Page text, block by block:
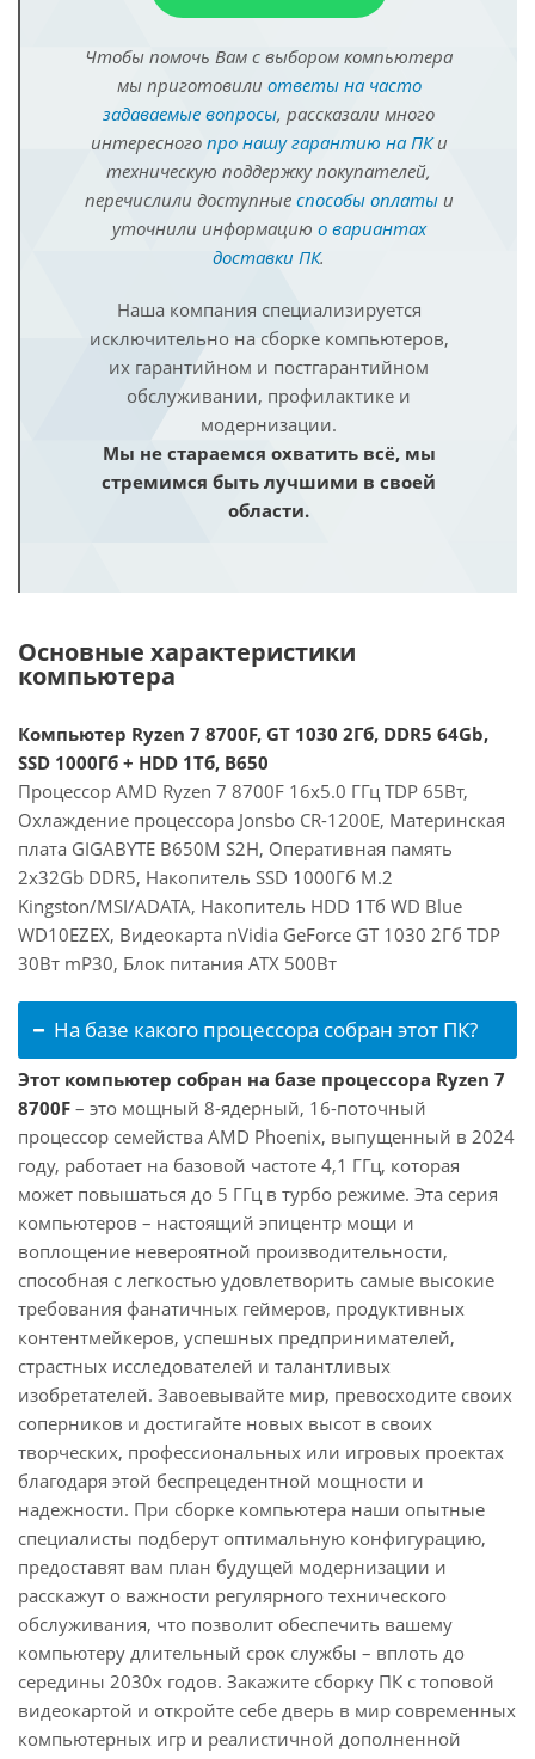
Чтобы помочь Вам с выбором компьютера
мы приготовили ответы на часто
задаваемые вопросы, рассказали много
интересного про нашу гарантию на ПКи
техническую поддержку покупателей,
перечислили доступные способы оплатыи
уточнили информацию о вариантах
доставки ПК.
Наша компания специализируется
исключительно на сборке компьютеров,
их гарантийном и постгарантийном
обслуживании, профилактике и
модернизации.
Мы не стараемся охватить всё, мы
стремимся быть лучшими в своей
области.
Основные характеристики
компьютера
Компьютер Ryzen 7 8700F, GT 1030 2Гб, DDR5 64Gb,
SSD 1000Гб + HDD 1Тб, B650
Процессор AMD Ryzen 7 8700F 16x5.0 ГГц TDP 65Вт,
Охлаждение процессора Jonsbo CR-1200E, Материнская
плата GIGABYTE B650M S2H, Оперативная память
2x32Gb DDR5, Накопитель SSD 1000Гб M.2
Kingston/MSI/ADATA, Накопитель HDD 1Тб WD Blue
WD10EZEX, Видеокарта nVidia GeForce GT 1030 2Гб TDP
30Вт mP30, Блок питания ATX 500Вт
На базе какого процессора собран этот ПК?
Этот компьютер собран на базе процессора Ryzen 7
8700F – это мощный 8-ядерный, 16-поточный
процессор семейства AMD Phoenix, выпущенный в 2024
году, работает на базовой частоте 4,1 ГГц, которая
может повышаться до 5 ГГц в турбо режиме. Эта серия
компьютеров – настоящий эпицентр мощи и
воплощение невероятной производительности,
способная с легкостью удовлетворить самые высокие
требования фанатичных геймеров, продуктивных
контентмейкеров, успешных предпринимателей,
страстных исследователей и талантливых
изобретателей. Завоевывайте мир, превосходите своих
соперников и достигайте новых высот в своих
творческих, профессиональных или игровых проектах
благодаря этой беспрецедентной мощности и
надежности. При сборке компьютера наши опытные
специалисты подберут оптимальную конфигурацию,
предоставят вам план будущей модернизации и
расскажут о важности регулярного технического
обслуживания, что позволит обеспечить вашему
компьютеру длительный срок службы – вплоть до
середины 2030х годов. Закажите сборку ПК с топовой
видеокартой и откройте себе дверь в мир современных
компьютерных игр и реалистичной дополненной